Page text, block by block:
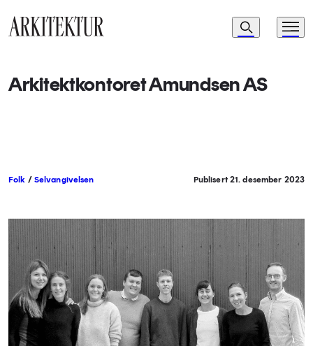
Navigasjon
Søk Meny
Arkitektkontoret Amundsen AS
Folk / Selvangivelsen Publisert 21. desember 2023